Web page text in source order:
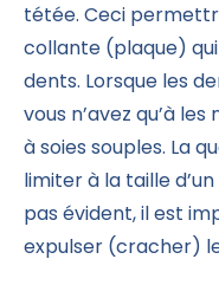
tétée. Ceci
collante (plaque)
dents. Lorsque les
vous n’avez qu’à
à soies souples. La
limiter à la taille
pas évident, il est
expulser (cracher)